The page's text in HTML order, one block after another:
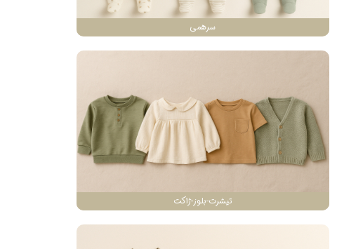
سرهمی
تیشرت-بلوز-ژاکت